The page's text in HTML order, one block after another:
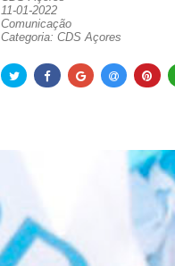
11-01-2022
Comunicação
Categoria: CDS Açores